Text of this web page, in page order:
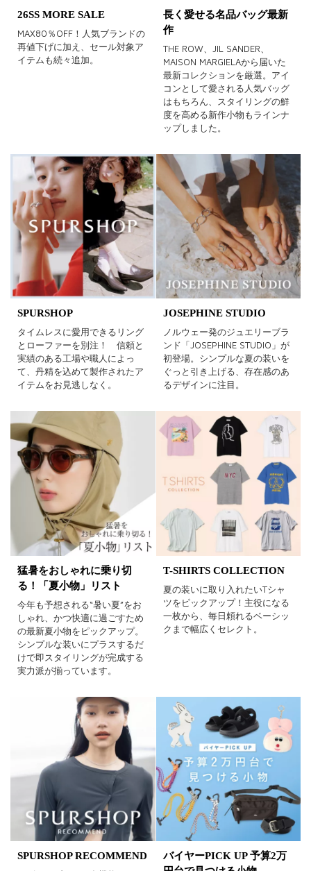
26SS MORE SALE
MAX80％OFF！人気ブランドの
再値下げに加え、セール対象ア
イテムも続々追加。
長く愛せる名品バッグ最新
作
THE ROW、JIL SANDER、
MAISON MARGIELAから届いた
最新コレクションを厳選。アイ
コンとして愛される人気バッグ
はもちろん、スタイリングの鮮
度を高める新作小物もラインナ
ップしました。
SPURSHOP
タイムレスに愛用できるリング
とローファーを別注！ 信頼と
実績のある工場や職人によっ
て、丹精を込めて製作されたア
イテムをお見逃しなく。
JOSEPHINE STUDIO
ノルウェー発のジュエリーブラ
ンド「JOSEPHINE STUDIO」が
初登場。シンプルな夏の装いを
ぐっと引き上げる、存在感のあ
るデザインに注目。
猛暑をおしゃれに乗り切
る！「夏小物」リスト
今年も予想される“暑い夏”をお
しゃれ、かつ快適に過ごすため
の最新夏小物をピックアップ。
シンプルな装いにプラスするだ
けで即スタイリングが完成する
実力派が揃っています。
T-SHIRTS COLLECTION
夏の装いに取り入れたいTシャ
ツをピックアップ！主役になる
一枚から、毎日頼れるベーシッ
クまで幅広くセレクト。
SPURSHOP RECOMMEND
バイヤーPICK UP 予算2万